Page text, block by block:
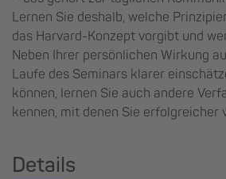
Lernen Sie deshalb, welche
das Harvard-Konzept vorgibt und
Neben Ihrer persönlichen Wirkung
Laufe des Seminars klarer
können, lernen Sie auch andere
kennen, mit denen Sie erfolgreicher
Details